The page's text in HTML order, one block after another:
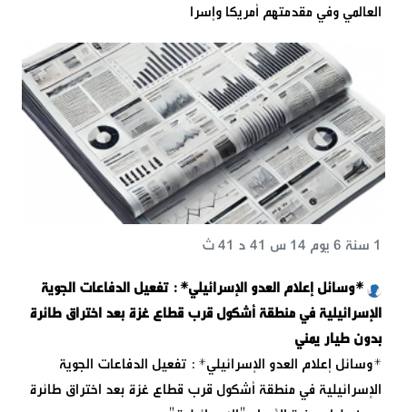
العالمي وفي مقدمتهم أمريكا وإسرا
*وسائل إعلام العدو الإسرائيلي*: تفعيل الدفاعات الجوية
الإسرائيلية في منطقة أشكول قرب قطاع غزة بعد اختراق طائرة
بدون طيار يمني
1 سنة 6 يوم 14 س 41 د 41 ث
*وسائل إعلام العدو الإسرائيلي*: تفعيل الدفاعات الجوية
الإسرائيلية في منطقة أشكول قرب قطاع غزة بعد اختراق طائرة